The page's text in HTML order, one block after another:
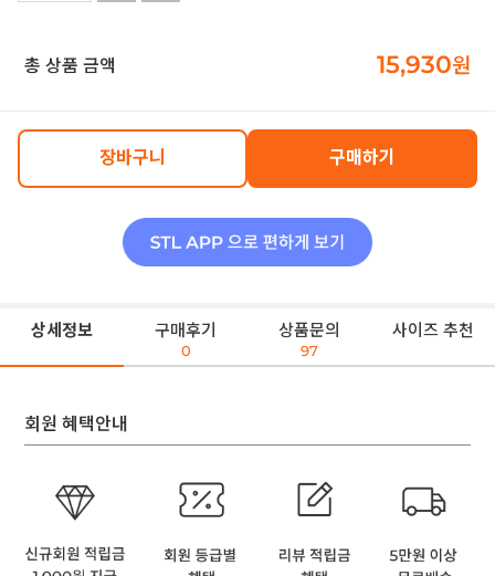
총 상품 금액 15,930원
장바구니 구매하기
상세정보 구매후기
0
상품문의
97
사이즈 추천
회원 혜택안내